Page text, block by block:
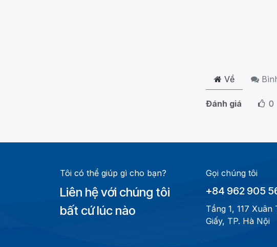
Về
Đánh giá 0
Tôi có thể giúp gì cho bạn?
Liên hệ với chúng tôi
bất cứ lúc nào
Gọi chúng tôi
+84 962 905
Tầng 1, 117 Xuân
Giấy, TP. Hà Nội